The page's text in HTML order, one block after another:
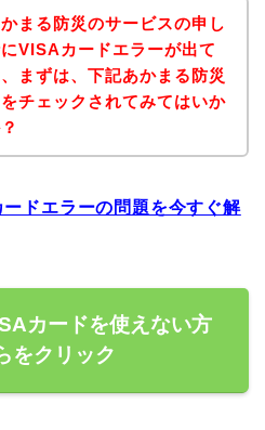
まる防災のサービスの申し
VISAカードエラーが出て
まずは、下記あかまる防災
チェックされてみてはいか
ドエラーの問題を今すぐ解
カードを使えない方
をクリック